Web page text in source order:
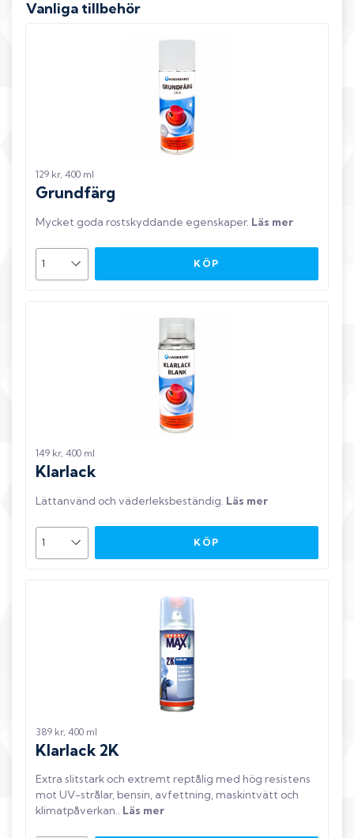
Vanliga tillbehör
129 kr, 400 ml
Grundfärg
Mycket goda rostskyddande egenskaper. Läs mer
KÖP
149 kr, 400 ml
Klarlack
Lättanvänd och väderleksbeständig Läs mer
KÖP
389 kr, 400 ml
Klarlack 2K
Extra slitstark och extremt reptålig med hög resistens
mot UV-strålar, bensin, avfettning, maskintvätt och
klimatpåverkan.. Läs mer